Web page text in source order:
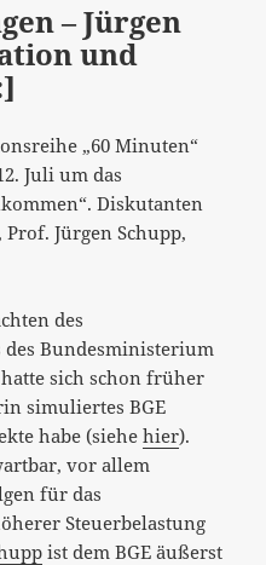
– Jürgen
und
„60 Minuten“
Juli um das
Diskutanten
Jürgen Schupp,
des
Bundesministerium
sich schon früher
simuliertes BGE
habe (siehehier).
vor allem
für das
Steuerbelastung
ist dem BGE äußerst